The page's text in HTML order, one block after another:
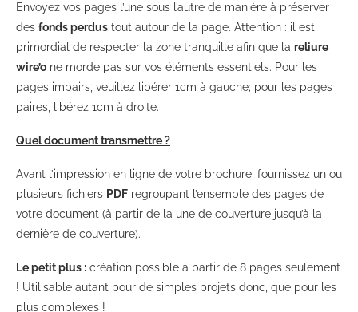
Envoyez vos pages l’une sous l’autre de manière à préserver
des fonds perdus tout autour de la page. Attention : il est
primordial de respecter la zone tranquille afin que la reliure
wire’o ne morde pas sur vos éléments essentiels. Pour les
pages impairs, veuillez libérer 1cm à gauche; pour les pages
paires, libérez 1cm à droite.
Quel document transmettre ?
Avant l’impression en ligne de votre brochure, fournissez un ou
plusieurs fichiers PDF regroupant l’ensemble des pages de
votre document (à partir de la une de couverture jusqu’à la
dernière de couverture).
Le petit plus : création possible à partir de 8 pages seulement
! Utilisable autant pour de simples projets donc, que pour les
plus complexes !